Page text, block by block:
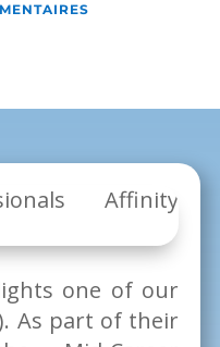
one of our
As part of their